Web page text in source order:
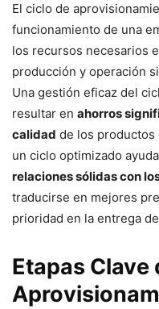
El ciclo de
funcionamiento de una
los recursos necesarios
producción y operación
Una gestión eficaz del
resultar en ahorros
calidad de los productos
un ciclo optimizado
relaciones sólidas con
traducirse en mejores
prioridad en la entrega
Etapas Clave